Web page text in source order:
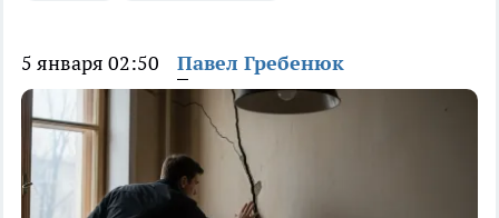
5 января 02:50 Павел Гребенюк